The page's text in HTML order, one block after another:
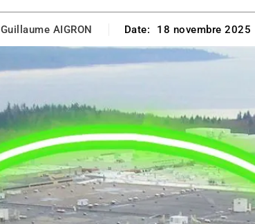
Guillaume AIGRON Date: 18 novembre 2025